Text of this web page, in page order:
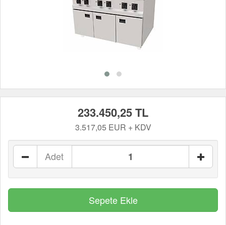
233.450,25 TL
3.517,05 EUR + KDV
Adet